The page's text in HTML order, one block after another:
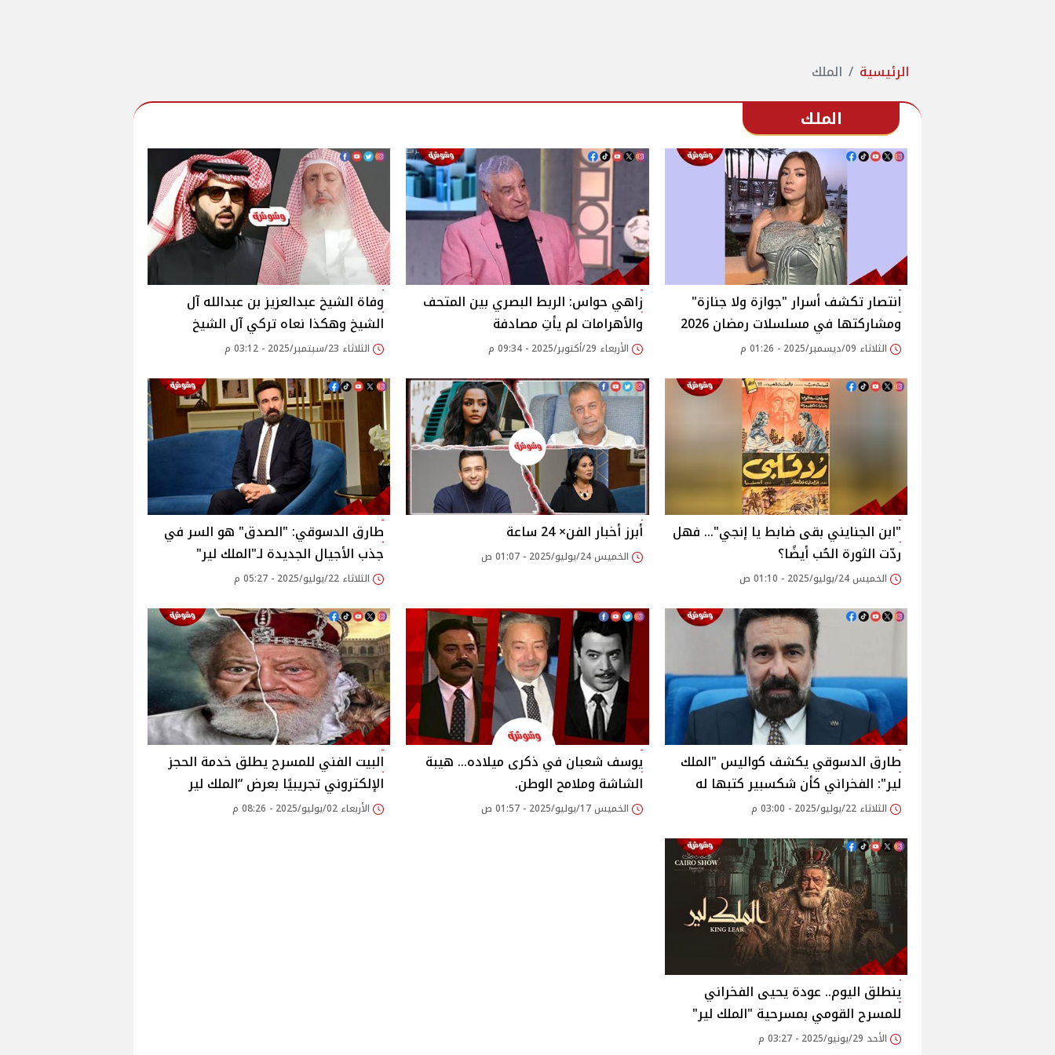
الرئيسية الملك
الملك
انتصار تكشف أسرار "جوازة ولا جنازة"
ومشاركتها في مسلسلات رمضان 2026
الثلاثاء 09/ديسمبر/2025 - 01:26 م
زاهي حواس: الربط البصري بين المتحف
والأهرامات لم يأتِ مصادفة
الأربعاء 29/أكتوبر/2025 - 09:34 م
وفاة الشيخ عبدالعزيز بن عبدالله آل
الشيخ وهكذا نعاه تركي آل الشيخ
الثلاثاء 23/سبتمبر/2025 - 03:12 م
"ابن الجنايني بقى ضابط يا إنجي"… فهل
ردّت الثورة الحُب أيضًا؟
الخميس 24/يوليو/2025 - 01:10 ص
أبرز أخبار الفن× 24 ساعة‎‎
الخميس 24/يوليو/2025 - 01:07 ص
طارق الدسوقي: "الصدق" هو السر في
جذب الأجيال الجديدة لـ"الملك لير"‎
الثلاثاء 22/يوليو/2025 - 05:27 م
طارق الدسوقي يكشف كواليس "الملك
لير": الفخراني كأن شكسبير كتبها له‎
الثلاثاء 22/يوليو/2025 - 03:00 م
يوسف شعبان في ذكرى ميلاده… هيبة
الشاشة وملامح الوطن.
الخميس 17/يوليو/2025 - 01:57 ص
البيت الفني للمسرح يطلق خدمة الحجز
الإلكتروني تجريبيًا بعرض “الملك لير
الأربعاء 02/يوليو/2025 - 08:26 م
ينطلق اليوم.. عودة يحيى الفخراني
للمسرح القومي بمسرحية "الملك لير"
الأحد 29/يونيو/2025 - 03:27 م